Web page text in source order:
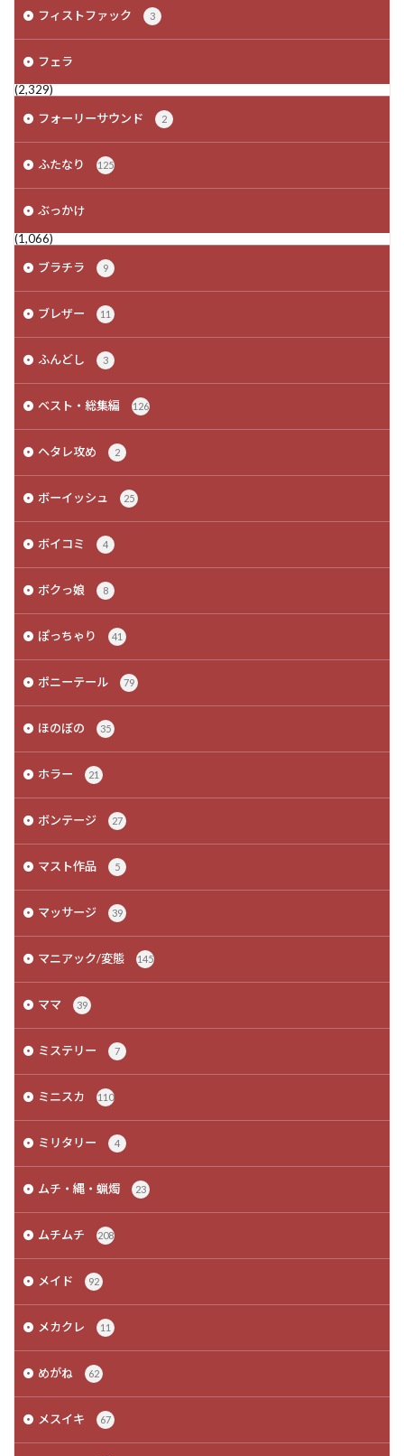
フィストファック 3
フェラ
(2,329)
フォーリーサウンド
2
ふたなり 125
ぶっかけ
(1,066)
ブラチラ
9
ブレザー 11
ふんどし 3
ベスト・総集編 126
ヘタレ攻め 2
ボーイッシュ 25
ボイコミ 4
ボクっ娘 8
ぽっちゃり 41
ポニーテール 79
ほのぼの 35
ホラー 21
ボンテージ 27
マスト作品 5
マッサージ 39
マニアック/変態 145
ママ 39
ミステリー 7
ミニスカ 110
ミリタリー 4
ムチ・縄・蝋燭 23
ムチムチ 208
メイド 92
メカクレ 11
めがね 62
メスイキ 67